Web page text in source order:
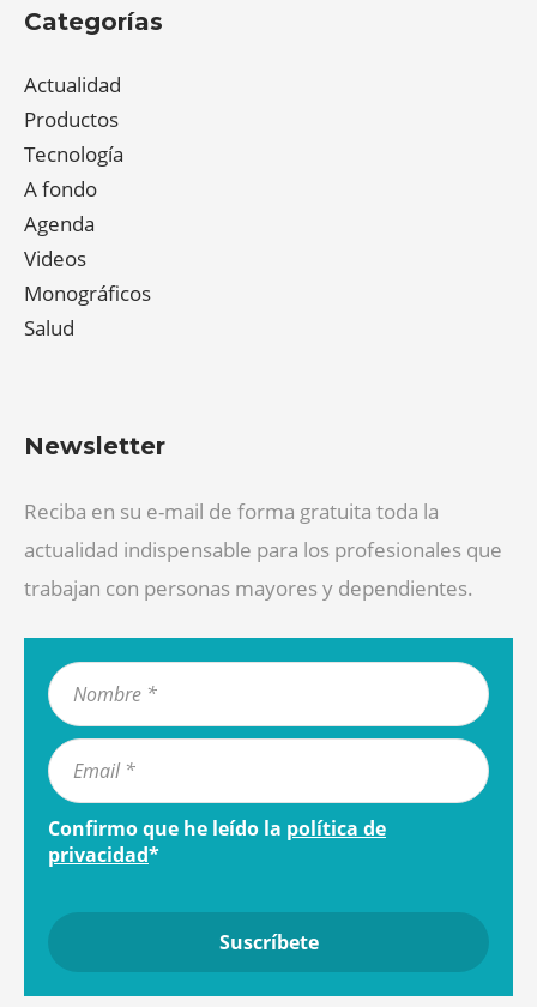
Categorías
Actualidad
Productos
Tecnología
A fondo
Agenda
Videos
Monográficos
Salud
Newsletter
Reciba en su e-mail de forma gratuita toda la
actualidad indispensable para los profesionales que
trabajan con personas mayores y dependientes.
Confirmo que he leído la política de
privacidad*